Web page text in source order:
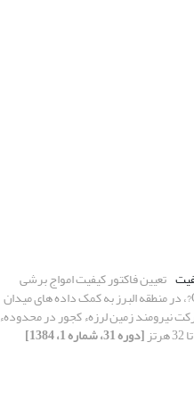
تعیین فاکتور کیفیت امواج برشی
مستقیمQ?، در منطقه البرز به کمک داده های میدان
نیرومند زمین لرزهء کجور در محدودهء
[دوره 31، شماره 1، 1384]